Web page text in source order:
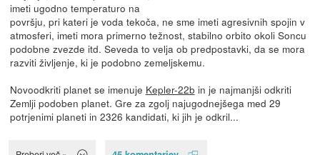
imeti ugodno temperaturo na
površju, pri kateri je voda tekoča, ne sme imeti agresivnih spojin v
atmosferi, imeti mora primerno težnost, stabilno orbito okoli Soncu
podobne zvezde itd. Seveda to velja ob predpostavki, da se mora
razviti življenje, ki je podobno zemeljskemu.
Novoodkriti planet se imenuje Kepler-22b in je najmanjši odkriti
Zemlji podoben planet. Gre za zgolj najugodnejšega med 29
potrjenimi planeti in 2326 kandidati, ki jih je odkril...